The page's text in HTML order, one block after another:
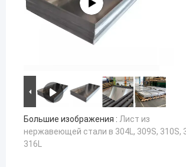
Большие изображения : Лист из
нержавеющей стали в 304L, 309S, 310S,
316L